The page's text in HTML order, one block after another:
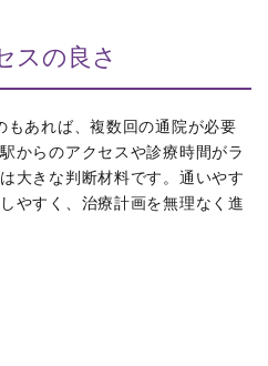
スの良さ
もあれば、複数回の通院が必要
からのアクセスや診療時間がラ
大きな判断材料です。通いやす
やすく、治療計画を無理なく進